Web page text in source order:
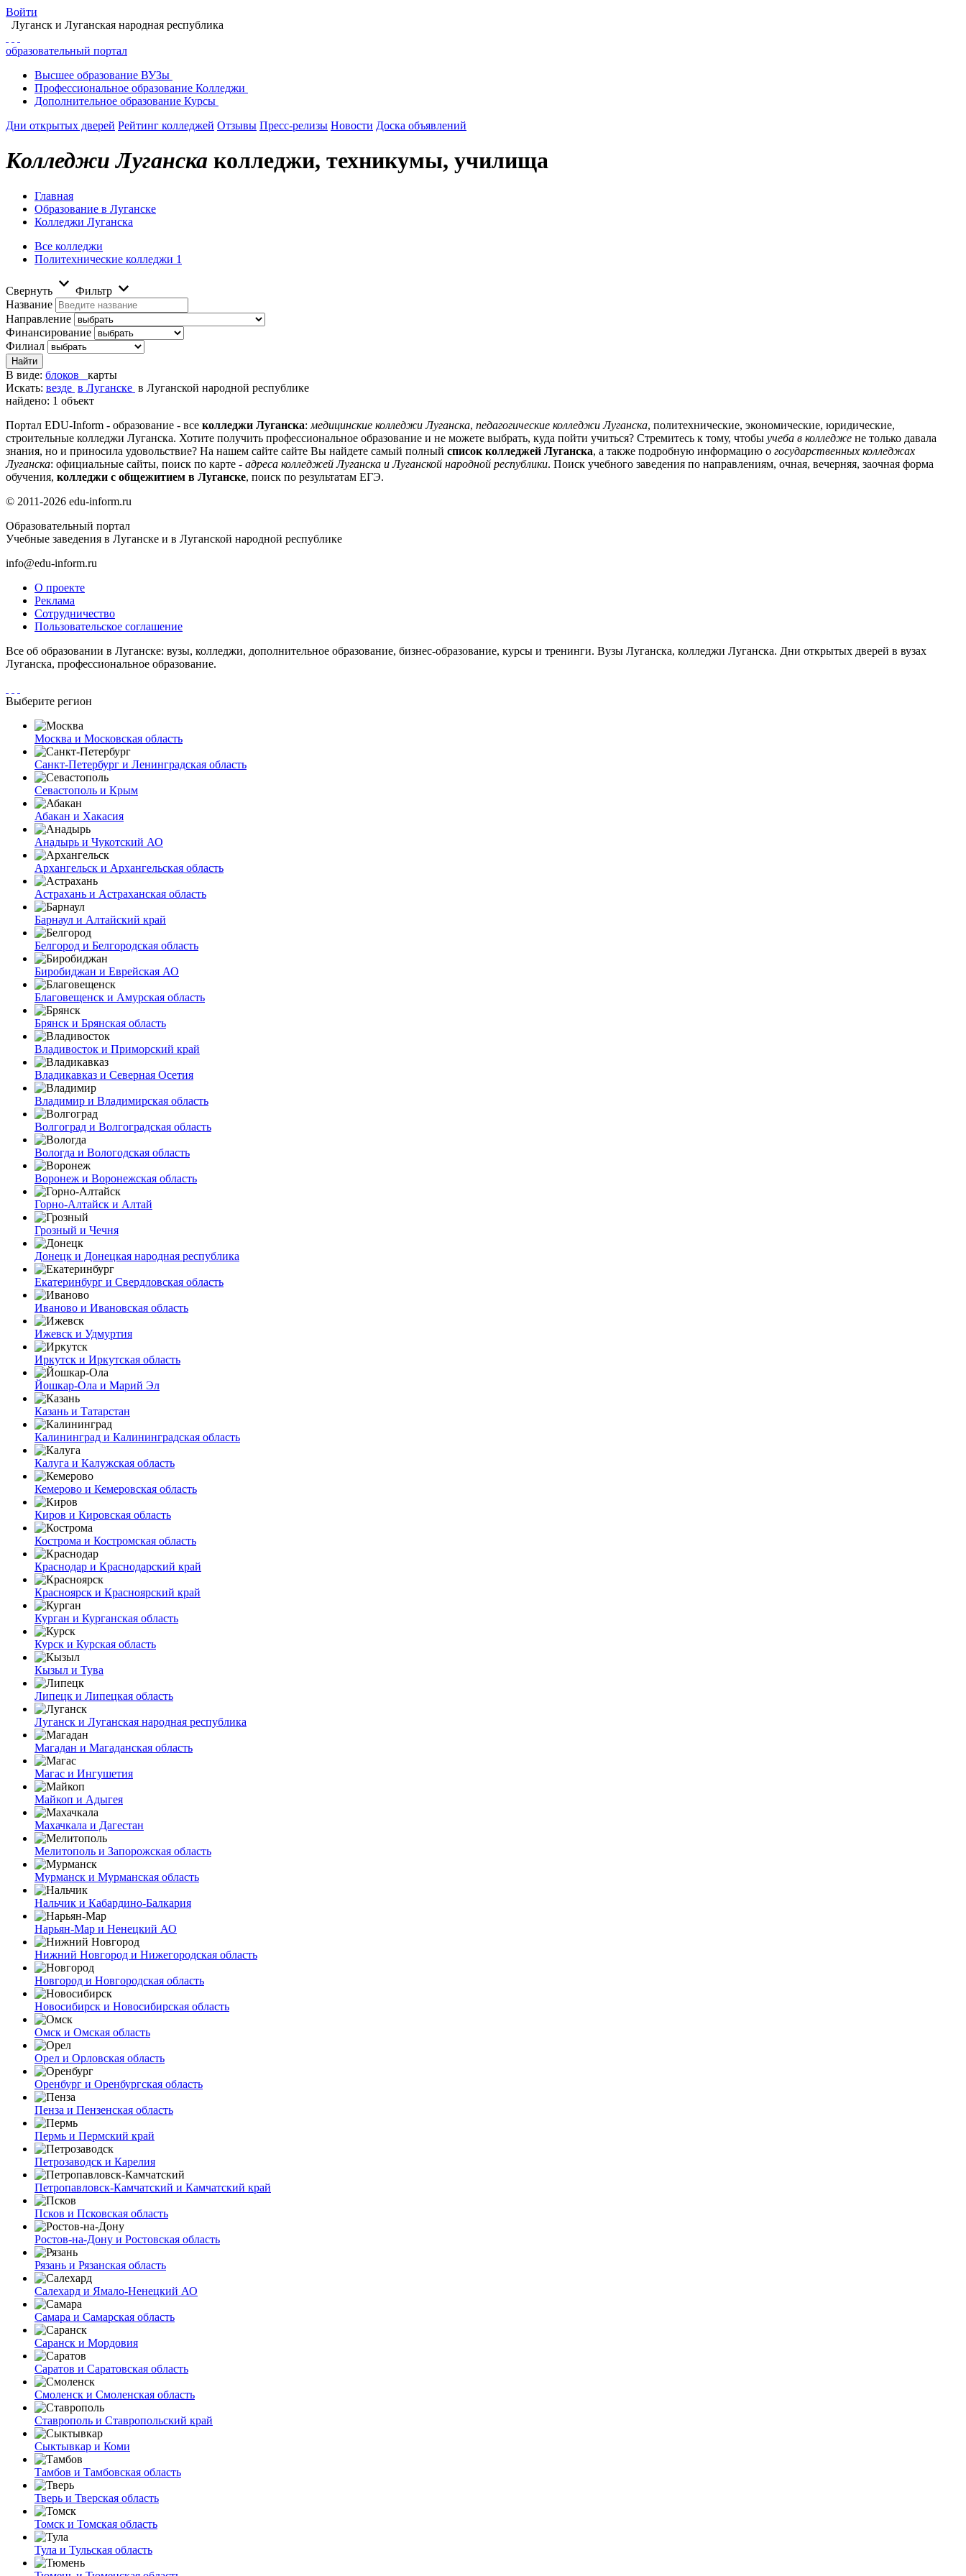
Войти
Луганск и Луганская народная республика
образовательный портал
Высшее образование ВУЗы
Профессиональное образование Колледжи
Дополнительное образование Курсы
Дни открытых дверей Рейтинг колледжей Отзывы Пресс-релизы Новости Доска объявлений
Колледжи Луганска колледжи, техникумы, училища
Главная
Образование в Луганске
Колледжи Луганска
Все колледжи
Политехнические колледжи 1
Свернуть
Фильтр
Название
Направление
Финансирование
Филиал
В виде: блоков
карты
Искать: везде в Луганске в Луганской народной республике
найдено: 1 объект
Портал EDU-Inform - образование - все колледжи Луганска: медицинские колледжи Луганска, педагогические колледжи Луганска, политехнические, экономические, юридические,
строительные колледжи Луганска. Хотите получить профессиональное образование и не можете выбрать, куда пойти учиться? Стремитесь к тому, чтобы учеба в колледже не только давала
знания, но и приносила удовольствие? На нашем сайте сайте Вы найдете самый полный список колледжей Луганска, а также подробную информацию о государственных колледжах
Луганска: официальные сайты, поиск по карте - адреса колледжей Луганска и Луганской народной республики. Поиск учебного заведения по направлениям, очная, вечерняя, заочная форма
обучения, колледжи с общежитием в Луганске, поиск по результатам ЕГЭ.
© 2011-2026 edu-inform.ru
Образовательный портал
Учебные заведения в Луганске и в Луганской народной республике
info@edu-inform.ru
О проекте
Реклама
Сотрудничество
Пользовательское соглашение
Все об образовании в Луганске: вузы, колледжи, дополнительное образование, бизнес-образование, курсы и тренинги. Вузы Луганска, колледжи Луганска. Дни открытых дверей в вузах
Луганска, профессиональное образование.
Выберите регион
Москва и Московская область
Санкт-Петербург и Ленинградская область
Севастополь и Крым
Абакан и Хакасия
Анадырь и Чукотский АО
Архангельск и Архангельская область
Астрахань и Астраханская область
Барнаул и Алтайский край
Белгород и Белгородская область
Биробиджан и Еврейская АО
Благовещенск и Амурская область
Брянск и Брянская область
Владивосток и Приморский край
Владикавказ и Северная Осетия
Владимир и Владимирская область
Волгоград и Волгоградская область
Вологда и Вологодская область
Воронеж и Воронежская область
Горно-Алтайск и Алтай
Грозный и Чечня
Донецк и Донецкая народная республика
Екатеринбург и Свердловская область
Иваново и Ивановская область
Ижевск и Удмуртия
Иркутск и Иркутская область
Йошкар-Ола и Марий Эл
Казань и Татарстан
Калининград и Калининградская область
Калуга и Калужская область
Кемерово и Кемеровская область
Киров и Кировская область
Кострома и Костромская область
Краснодар и Краснодарский край
Красноярск и Красноярский край
Курган и Курганская область
Курск и Курская область
Кызыл и Тува
Липецк и Липецкая область
Луганск и Луганская народная республика
Магадан и Магаданская область
Магас и Ингушетия
Майкоп и Адыгея
Махачкала и Дагестан
Мелитополь и Запорожская область
Мурманск и Мурманская область
Нальчик и Кабардино-Балкария
Нарьян-Мар и Ненецкий АО
Нижний Новгород и Нижегородская область
Новгород и Новгородская область
Новосибирск и Новосибирская область
Омск и Омская область
Орел и Орловская область
Оренбург и Оренбургская область
Пенза и Пензенская область
Пермь и Пермский край
Петрозаводск и Карелия
Петропавловск-Камчатский и Камчатский край
Псков и Псковская область
Ростов-на-Дону и Ростовская область
Рязань и Рязанская область
Салехард и Ямало-Ненецкий АО
Самара и Самарская область
Саранск и Мордовия
Саратов и Саратовская область
Смоленск и Смоленская область
Ставрополь и Ставропольский край
Сыктывкар и Коми
Тамбов и Тамбовская область
Тверь и Тверская область
Томск и Томская область
Тула и Тульская область